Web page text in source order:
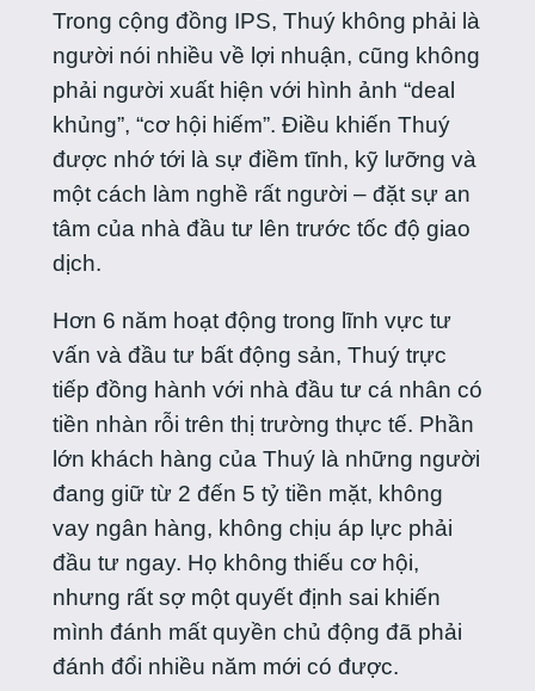
Trong cộng đồng IPS, Thuý không phải là
người nói nhiều về lợi nhuận, cũng không
phải người xuất hiện với hình ảnh “deal
khủng”, “cơ hội hiếm”. Điều khiến Thuý
được nhớ tới là sự điềm tĩnh, kỹ lưỡng và
một cách làm nghề rất người – đặt sự an
tâm của nhà đầu tư lên trước tốc độ giao
dịch.
Hơn 6 năm hoạt động trong lĩnh vực tư
vấn và đầu tư bất động sản, Thuý trực
tiếp đồng hành với nhà đầu tư cá nhân có
tiền nhàn rỗi trên thị trường thực tế. Phần
lớn khách hàng của Thuý là những người
đang giữ từ 2 đến 5 tỷ tiền mặt, không
vay ngân hàng, không chịu áp lực phải
đầu tư ngay. Họ không thiếu cơ hội,
nhưng rất sợ một quyết định sai khiến
mình đánh mất quyền chủ động đã phải
đánh đổi nhiều năm mới có được.